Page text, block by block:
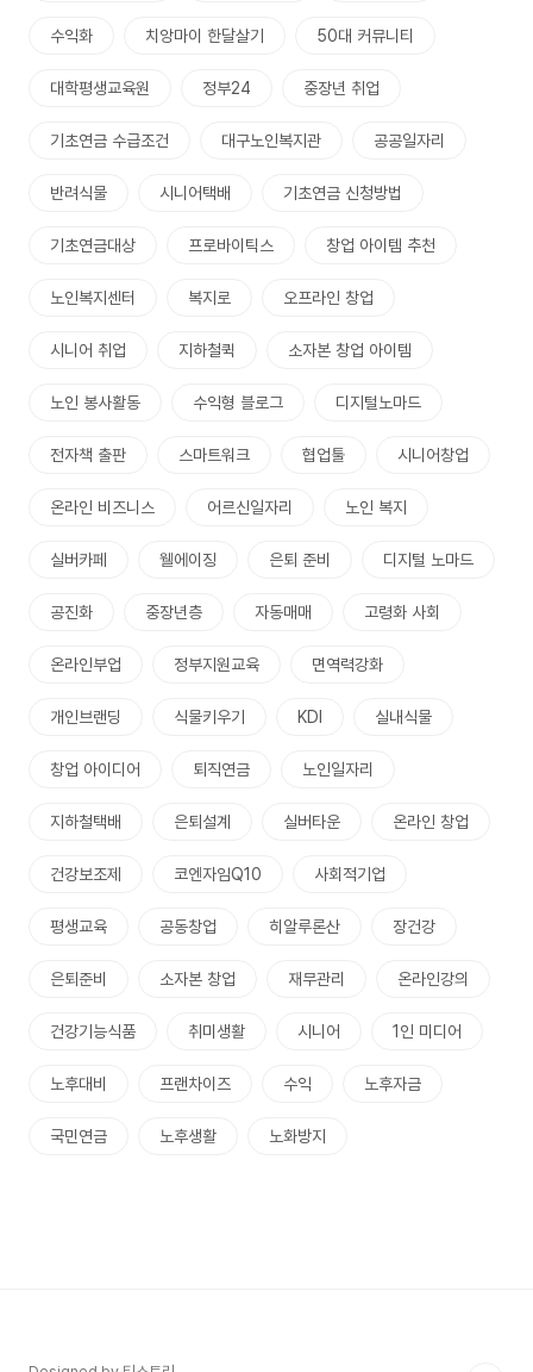
수익화 치앙마이 한달살기 50대 커뮤니티
대학평생교육원 정부24 중장년 취업
기초연금 수급조건 대구노인복지관 공공일자리
반려식물 시니어택배 기초연금 신청방법
기초연금대상 프로바이틱스 창업 아이템 추천
노인복지센터 복지로 오프라인 창업
시니어 취업 지하철퀵 소자본 창업 아이템
노인 봉사활동 수익형 블로그 디지털노마드
전자책 출판 스마트워크 협업툴 시니어창업
온라인 비즈니스 어르신일자리 노인 복지
실버카페 웰에이징 은퇴 준비 디지털 노마드
공진화 중장년층 자동매매 고령화 사회
온라인부업 정부지원교육 면역력강화
개인브랜딩 식물키우기 KDI 실내식물
창업 아이디어 퇴직연금 노인일자리
지하철택배 은퇴설계 실버타운 온라인 창업
건강보조제 코엔자임Q10 사회적기업
평생교육 공동창업 히알루론산 장건강
은퇴준비 소자본 창업 재무관리 온라인강의
건강기능식품 취미생활 시니어 1인 미디어
노후대비 프랜차이즈 수익 노후자금
국민연금 노후생활 노화방지